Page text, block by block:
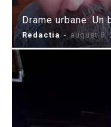
Drame urbane:
Redactia - august 8,